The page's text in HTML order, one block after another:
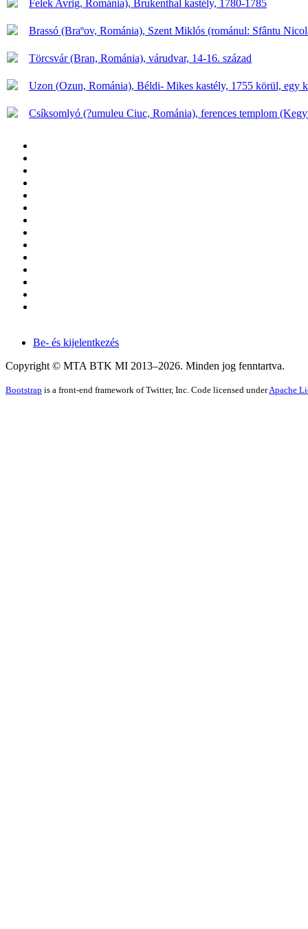
Felek Avrig, Románia), Brukenthal kastély, 1780-1785
Brassó (Braºov, Románia), Szent Miklós (románul: Sfântu
Törcsvár (Bran, Románia), várudvar, 14-16. század
Uzon (Ozun, Románia), Béldi- Mikes kastély, 1755 körül, egy
Csíksomlyó (?umuleu Ciuc, Románia), ferences templom
Be- és kijelentkezés
Copyright © MTA BTK MI 2013–2026. Minden jog fenntartva.
Bootstrap is a front-end framework of Twitter, Inc. Code licensed underApache